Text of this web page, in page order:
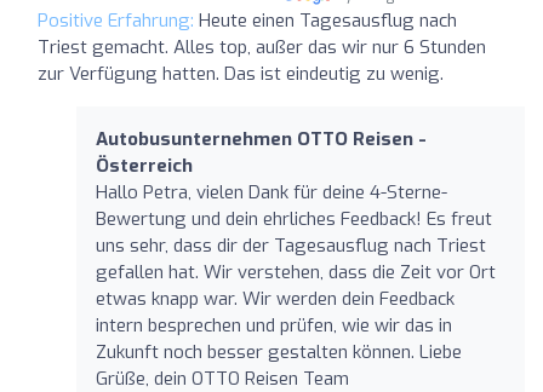
Positive Erfahrung: Heute einen Tagesausflug nach
Triest gemacht. Alles top, außer das wir nur 6 Stunden
zur Verfügung hatten. Das ist eindeutig zu wenig.
Autobusunternehmen OTTO Reisen -
Österreich
Hallo Petra, vielen Dank für deine 4-Sterne-
Bewertung und dein ehrliches Feedback! Es freut
uns sehr, dass dir der Tagesausflug nach Triest
gefallen hat. Wir verstehen, dass die Zeit vor Ort
etwas knapp war. Wir werden dein Feedback
intern besprechen und prüfen, wie wir das in
Zukunft noch besser gestalten können. Liebe
Grüße, dein OTTO Reisen Team